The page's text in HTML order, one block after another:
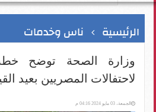
الرئيسية ناس وخدمات
وزارة الصحة توضح
لاحتفالات المصريين بعيد
الجمعة، 03 مايو 2024 04:16 م